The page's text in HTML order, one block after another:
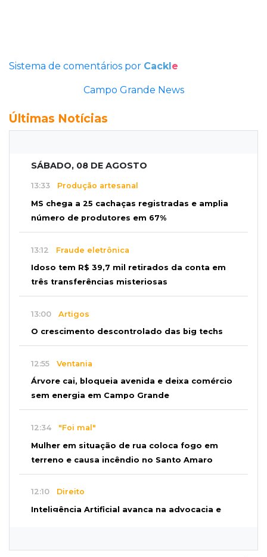
Sistema de comentários por Cackle
Campo Grande News
Últimas Notícias
SÁBADO, 08 DE AGOSTO
13:33 Produção artesanal
MS chega a 25 cachaças registradas e amplia
número de produtores em 67%
13:12 Fraude eletrônica
Idoso tem R$ 39,7 mil retirados da conta em
três transferências misteriosas
13:00 Artigos
O crescimento descontrolado das big techs
12:55 Ventania
Árvore cai, bloqueia avenida e deixa comércio
sem energia em Campo Grande
12:34 "Foi mal"
Mulher em situação de rua coloca fogo em
terreno e causa incêndio no Santo Amaro
12:10 Direito
Inteligência Artificial avança na advocacia e